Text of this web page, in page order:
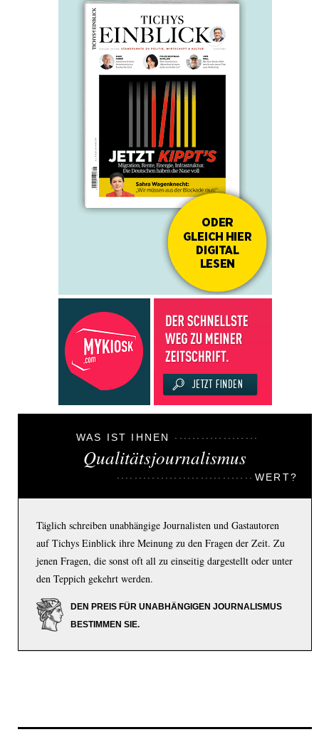
WAS IST IHNEN
Qualitätsjournalismus
WERT?
Täglich schreiben unabhängige Journalisten und Gastautoren
auf Tichys Einblick ihre Meinung zu den Fragen der Zeit. Zu
jenen Fragen, die sonst oft all zu einseitig dargestellt oder unter
den Teppich gekehrt werden.
DEN PREIS FÜR UNABHÄNGIGEN JOURNALISMUS
BESTIMMEN SIE.